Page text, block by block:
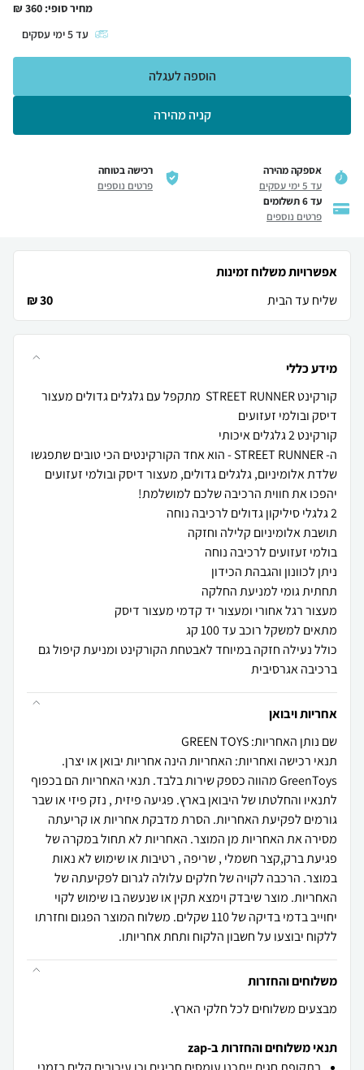
מחיר סופי: 360
₪
עד5ימי עסקים
קניה מהירה
הוספה לעגלה
אספקה מהירה
עד 5 ימי עסקים
רכישה בטוחה
פרטים נוספים
עד 6 תשלומים
פרטים נוספים
אפשרויות משלוח זמינות
שליח עד הבית
30 ₪
מידע כללי
‬ברכיבה‭ ‬אגרסיבית
אחריות ויבואן
שם נותן האחריות: GREEN TOYS
תנאי רכישה ואחריות: האחריות הינה אחריות יבואן או יצרן.
GreenToys מהווה כספק שירות בלבד. תנאי האחריות הם בכפוף
לתנאיו והחלטתו של היבואן בארץ. פגיעה פיזית , נזק פיזי או שבר
גורמים לפקיעת האחריות. הסרת מדבקת אחריות או קריעתה
מסירה את האחריות מן המוצר. האחריות לא תחול במקרה של
פגיעת ברק,קצר חשמלי , שריפה , רטיבות או שימוש לא נאות
במוצר. הרכבה לקויה של חלקים עלולה לגרום לפקיעתה של
האחריות. מוצר שיבדק וימצא תקין או שנעשה בו שימוש לקוי
יחוייב בדמי בדיקה של 110 שקלים. משלוח המוצר הפגום וחזרתו
ללקוח יבוצעו על חשבון הלקוח ותחת אחריותו.
משלוחים והחזרות
מבצעים משלוחים לכל חלקי הארץ.
תנאי משלוחים והחזרות ב-zap